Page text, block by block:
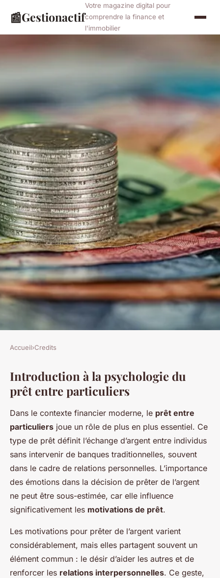
📰Gestionactif
Votre magazine digital pour
comprendre la finance et
l'immobilier
La psychologie du prêt entre
particuliers : pourquoi prête-
t-on de l'argent
Nathan 10 mars 2025 5 min de lecture
Accueil›Credits
Introduction à la psychologie du
prêt entre particuliers
Dans le contexte financier moderne, le prêt entre
particuliers joue un rôle de plus en plus essentiel. Ce
type de prêt définit l’échange d’argent entre individus
sans intervenir de banques traditionnelles, souvent
dans le cadre de relations personnelles. L’importance
des émotions dans la décision de prêter de l’argent
ne peut être sous-estimée, car elle influence
significativement les motivations de prêt.
Les motivations pour prêter de l’argent varient
considérablement, mais elles partagent souvent un
élément commun : le désir d’aider les autres et de
renforcer les relations interpersonnelles. Ce geste,